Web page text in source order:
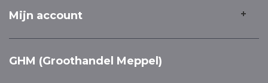
Mijn account
GHM (Groothandel Meppel)